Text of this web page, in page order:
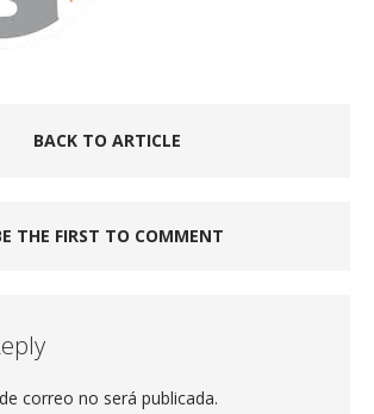
BACK TO ARTICLE
THE FIRST TO COMMENT
correo no será publicada.